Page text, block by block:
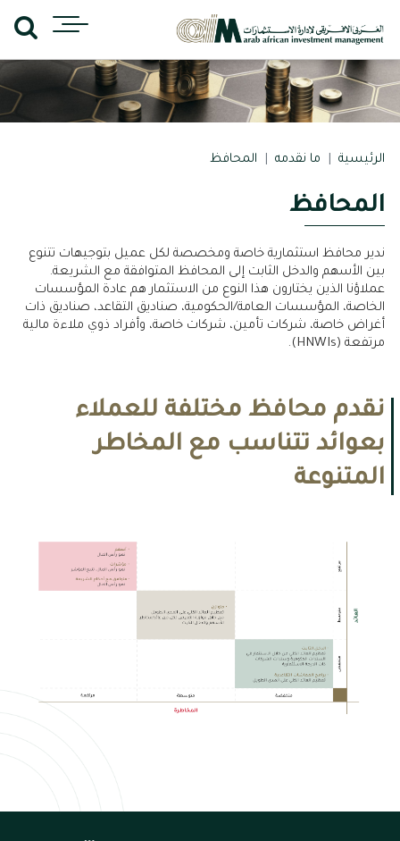
الرئيسية ما نقدمه المحافظ
المحافظ
ندير محافظ استثمارية خاصة ومخصصة لكل عميل بتوجيهات تتنوع
بين الأسهم والدخل الثابت إلى المحافظ المتوافقة مع الشريعة.
عملاؤنا الذين يختارون هذا النوع من الاستثمار هم عادة المؤسسات
الخاصة، المؤسسات العامة/الحكومية، صناديق التقاعد، صناديق ذات
أغراض خاصة، شركات تأمين، شركات خاصة، وأفراد ذوي ملاءة مالية
مرتفعة (HNWIs).
نقدم محافظ مختلفة للعملاء
بعوائد تتناسب مع المخاطر
المتنوعة